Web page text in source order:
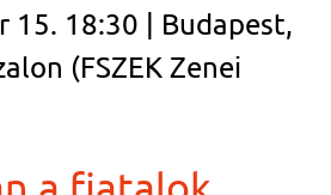
15. 18:30 | Budapest,
(FSZEK Zenei